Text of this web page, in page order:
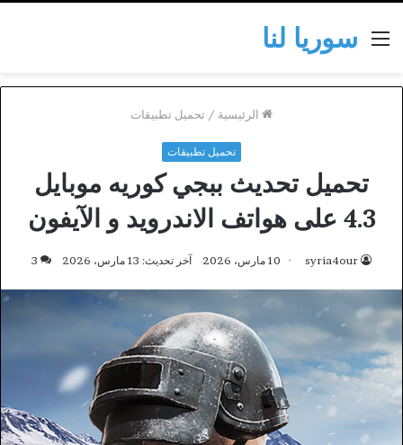
سوريا لناالقائمة
الرئيسية / تحميل تطبيقات
تحميل تطبيقات
تحميل تحديث ببجي كوريه موبايل
4.3 على هواتف الاندرويد و الآيفون
syria4our 10 مارس، 2026 آخر تحديث: 13 مارس، 2026 3